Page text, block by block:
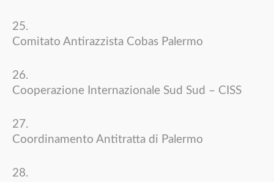
Comitato Antirazzista Cobas Palermo
Cooperazione Internazionale Sud Sud – CISS
Coordinamento Antitratta di Palermo